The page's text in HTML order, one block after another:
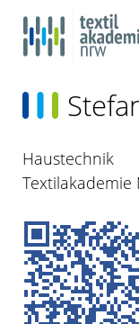
Haustechnik
Textilakademie